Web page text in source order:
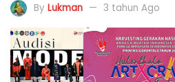
By Lukman 3 tahun Ago